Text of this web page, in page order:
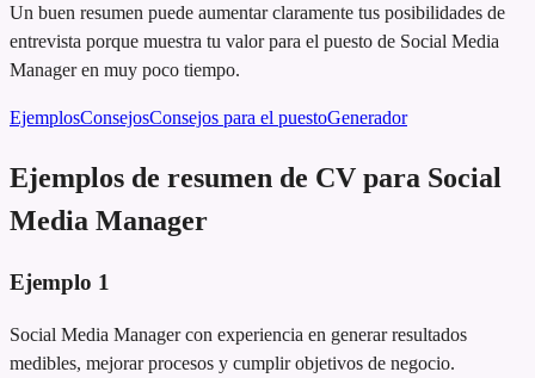
Un buen resumen puede aumentar claramente tus posibilidades de
entrevista porque muestra tu valor para el puesto de Social Media
Manager en muy poco tiempo.
EjemplosConsejosConsejos para el puestoGenerador
Ejemplos de resumen de CV para Social
Media Manager
Ejemplo 1
Social Media Manager con experiencia en generar resultados
medibles, mejorar procesos y cumplir objetivos de negocio.